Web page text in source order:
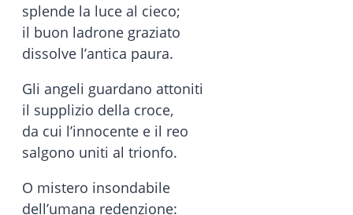
splende la luce al cieco;
il buon ladrone graziato
dissolve l’antica paura.
Gli angeli guardano attoniti
il supplizio della croce,
da cui l’innocente e il reo
salgono uniti al trionfo.
O mistero insondabile
dell’umana redenzione: